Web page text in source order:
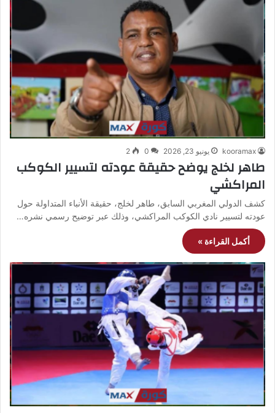
kooramax يونيو 23, 2026 0
2
طاهر لخلج يوضح حقيقة عودته لتسيير الكوكب
المراكشي
كشف الدولي المغربي السابق، طاهر لخلج، حقيقة الأنباء المتداولة حول
عودته لتسيير نادي الكوكب المراكشي، وذلك عبر توضيح رسمي نشره…
أكمل القراءة »